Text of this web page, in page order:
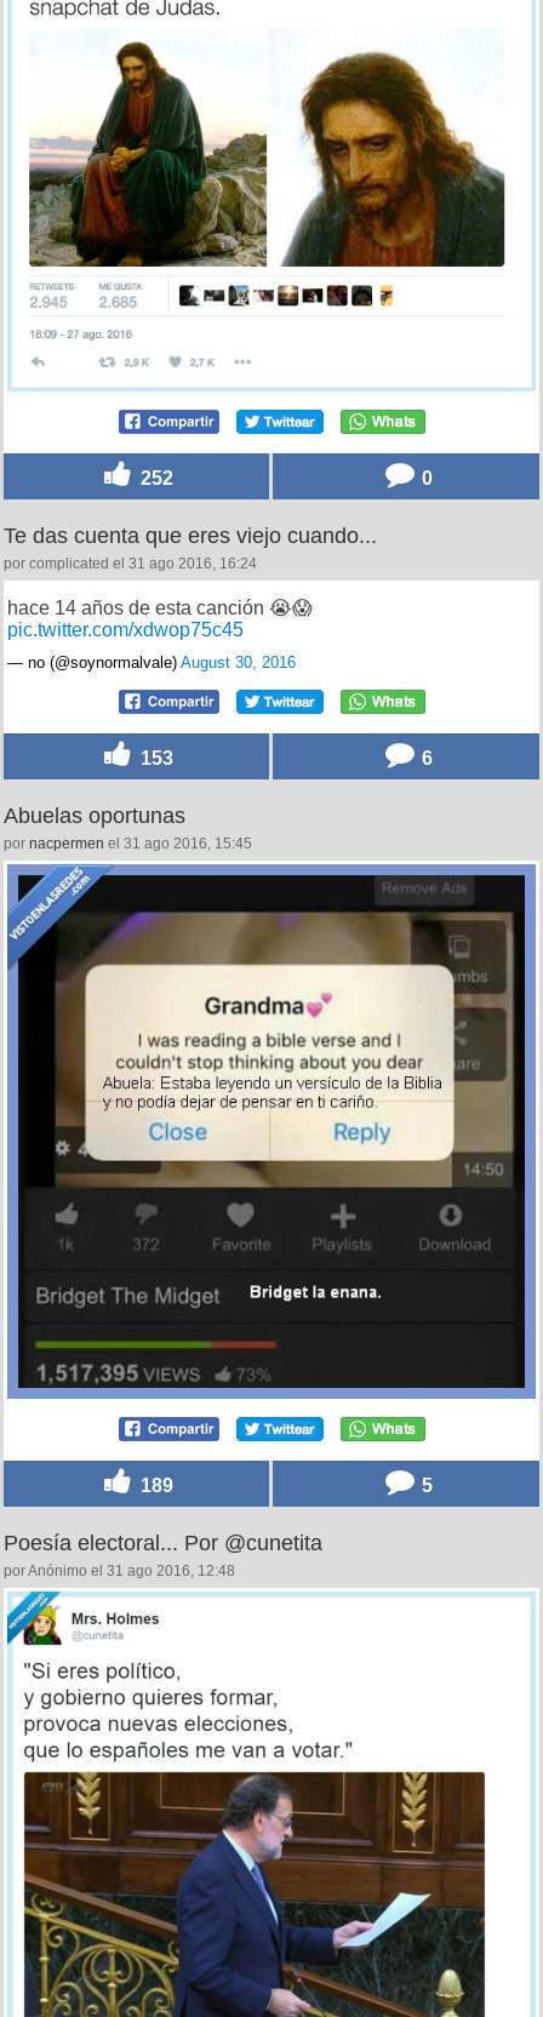
252 0
Te das cuenta que eres viejo cuando...
por complicated el 31 ago 2016, 16:24
hace 14 años de esta canción 😭😱
pic.twitter.com/xdwop75c45
— no (@soynormalvale) August 30, 2016
153 6
Abuelas oportunas
por nacpermen el 31 ago 2016, 15:45
189 5
Poesía electoral... Por @cunetita
por Anónimo el 31 ago 2016, 12:48